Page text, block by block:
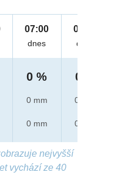
07:00
dnes
0 %
0 mm
0 mm
08:00
dnes
0 %
0 mm
0 mm
nejvyšší
vychází ze 40